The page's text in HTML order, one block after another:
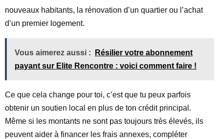
nouveaux habitants, la rénovation d’un quartier ou l’achat
d’un premier logement.
Vous aimerez aussi :
Résilier votre abonnement
payant sur Elite Rencontre : voici comment faire !
Ce que cela change pour toi, c’est que tu peux parfois
obtenir un soutien local en plus de ton crédit principal.
Même si les montants ne sont pas toujours très élevés, ils
peuvent aider à financer les frais annexes, compléter